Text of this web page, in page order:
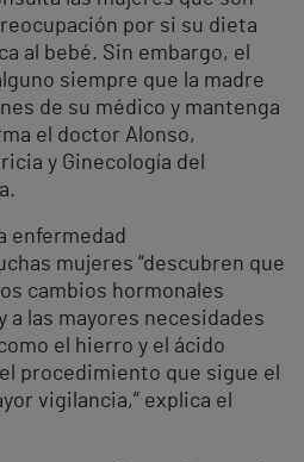
por si su dieta
al bebé. Sin embargo, el
siempre que la madre
de su médico y mantenga
el doctor Alonso,
y Ginecología del
enfermedad
mujeres “descubren que
cambios hormonales
a las mayores necesidades
el hierro y el ácido
procedimiento que sigue el
vigilancia,” explica el